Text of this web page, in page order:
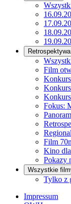
Film
Fokus:
Film
Kino
Pokazy
Wszystkie
Tylko z
Impressum